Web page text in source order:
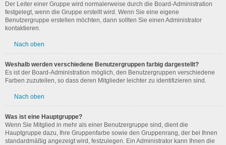
Der Leiter einer Gruppe wird normalerweise durch die Board-Administration
festgelegt, wenn die Gruppe erstellt wird. Wenn Sie eine eigene
Benutzergruppe erstellen möchten, dann sollten Sie einen Administrator
kontaktieren.
Nach oben
Weshalb werden verschiedene Benutzergruppen farbig dargestellt?
Es ist der Board-Administration möglich, den Benutzergruppen verschiedene
Farben zuzuteilen, so dass deren Mitglieder leichter zu identifizieren sind.
Nach oben
Was ist eine Hauptgruppe?
Wenn Sie Mitglied in mehr als einer Benutzergruppe sind, dient die
Hauptgruppe dazu, Ihre Gruppenfarbe sowie den Gruppenrang, der bei Ihnen
standardmäßig angezeigt wird, festzulegen. Ein Administrator kann Ihnen die